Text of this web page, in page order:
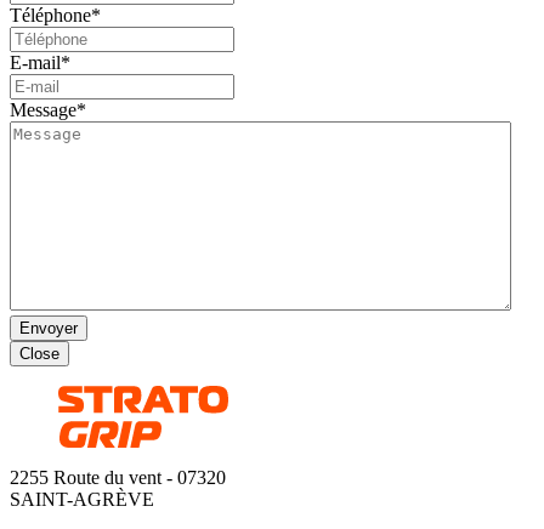
Téléphone*
E-mail*
Message*
Envoyer
Close
2255 Route du vent - 07320
SAINT-AGRÈVE